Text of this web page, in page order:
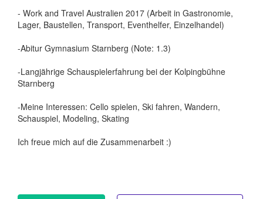
- Work and Travel Australien 2017 (Arbeit in Gastronomie,
Lager, Baustellen, Transport, Eventhelfer, Einzelhandel)
-Abitur Gymnasium Starnberg (Note: 1.3)
-Langjährige Schauspielerfahrung bei der Kolpingbühne
Starnberg
-Meine Interessen: Cello spielen, Ski fahren, Wandern,
Schauspiel, Modeling, Skating
Ich freue mich auf die Zusammenarbeit :)